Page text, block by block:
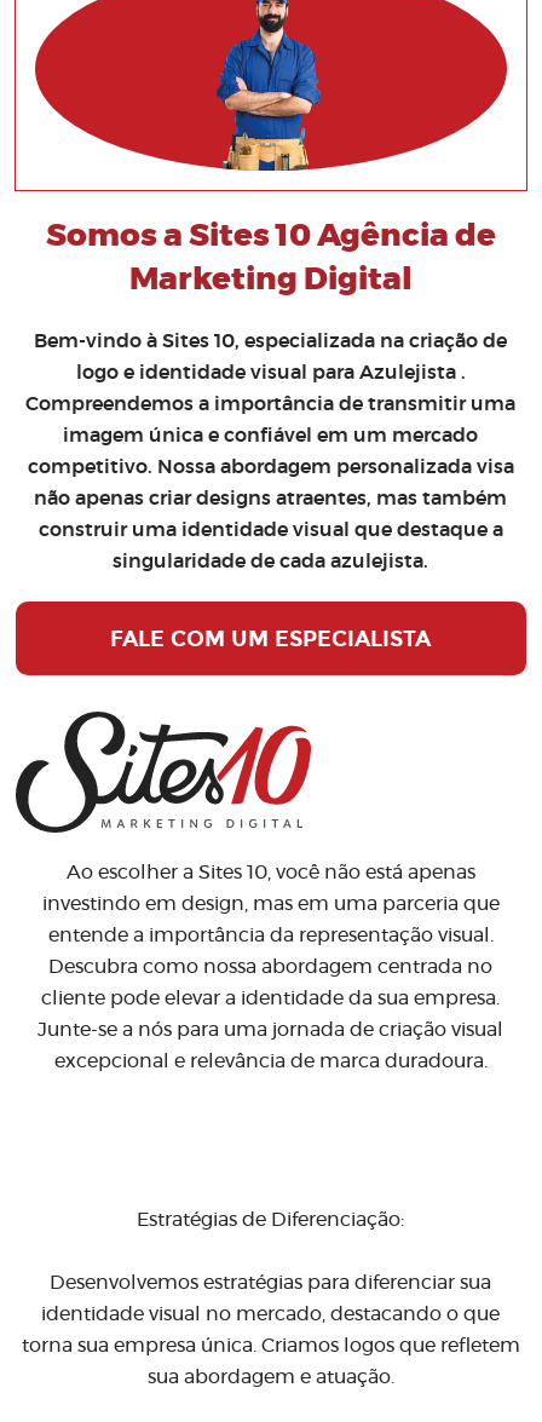
Somos a Sites 10 Agência de
Marketing Digital
Bem-vindo à Sites 10, especializada nacriação de
logo e identidade visual para Azulejista .
Compreendemos a importância de transmitir uma
imagem única e confiável em um mercado
competitivo. Nossa abordagem personalizada visa
não apenas criar designs atraentes, mas também
construir uma identidade visual que destaque a
singularidade de cada azulejista.
FALE COM UM ESPECIALISTA
Ao escolher a Sites 10, você não está apenas
investindo em design, mas em uma parceria que
entende a importância da representação visual.
Descubra como nossa abordagem centrada no
cliente pode elevar a identidade da sua empresa.
Junte-se a nós para uma jornada de criação visual
excepcional e relevância de marca duradoura.
Estratégias de Diferenciação:
Desenvolvemos estratégias para diferenciar sua
identidade visual no mercado, destacando o que
torna sua empresa única. Criamos logos que refletem
sua abordagem e atuação.